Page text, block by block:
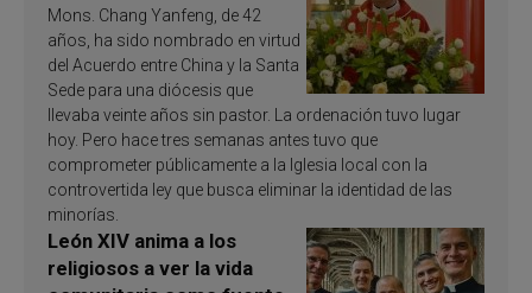
Mons. Chang Yanfeng, de 42
años, ha sido nombrado en virtud
del Acuerdo entre China y la Santa
Sede para una diócesis que
llevaba veinte años sin pastor. La ordenación tuvo lugar
hoy. Pero hace tres semanas antes tuvo que
comprometer públicamente a la Iglesia local con la
controvertida ley que busca eliminar la identidad de las
minorías.
León XIV anima a los
religiosos a ver la vida